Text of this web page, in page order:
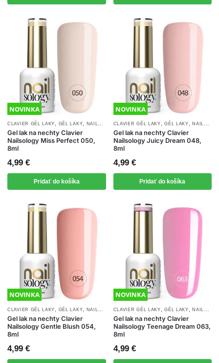
NOVINKA
CLAVIER GÉL LAKY GÉL LAKY NAILSOLOGY GÉL LAKY ,NOVINKY
Gel lak na nechty Clavier
Nailsology Miss Perfect 050,
8ml
4,99 €
Pridať do košíka
NOVINKA
CLAVIER GÉL LAKY ,GÉL LAKY ,NAILSOLOGY GÉL LAKY
Gel lak na nechty Clavier
Nailsology Juicy Dream 048,
8ml
4,99 €
Pridať do košíka
NOVINKA
CLAVIER GÉL LAKY GÉL LAKY NAILSOLOGY GÉL LAKY , NOVINKY
Gel lak na nechty Clavier
Nailsology Gentle Blush 054,
8ml
4,99 €
NOVINKA
CLAVIER GÉL LAKY ,GÉL LAKY ,NAILSOLOGY GÉL LAKY
Gel lak na nechty Clavier
Nailsology Teenage Dream 063,
8ml
4,99 €